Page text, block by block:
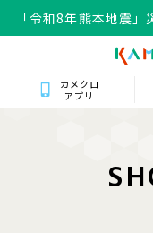
「令和8年熊本地震
カメクロ
アプリ
SH